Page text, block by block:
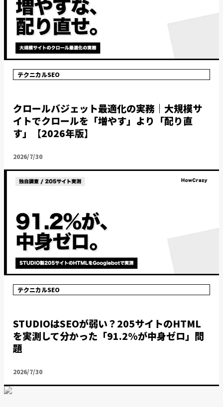
テクニカルSEO
クロールバジェット最適化の実務｜大規模サ
イトでクロールを「増やす」より「配り直
す」【2026年版】
2026/7/30
テクニカルSEO
STUDIOはSEOが弱い？205サイトのHTML
を実測して分かった「91.2%が中身ゼロ」問
題
2026/7/30